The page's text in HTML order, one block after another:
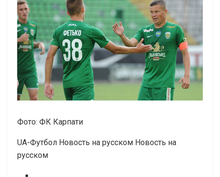
Фото: ФК Карпати
UA-Футбол Новость на русском Новость на
русском